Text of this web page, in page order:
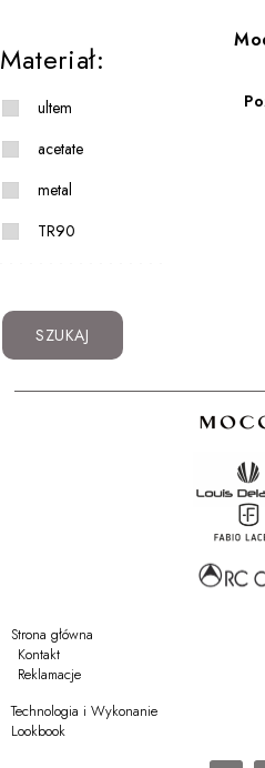
Materiał:
ultem
acetate
metal
TR90
SZUKAJ
Strona główna
Kontakt
Reklamacje
Technologia i Wykonanie
Lookbook